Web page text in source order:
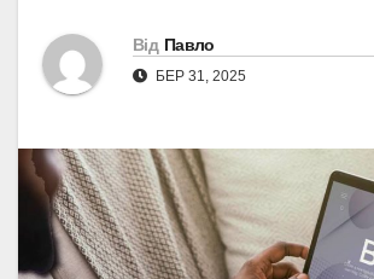
Від Павло
БЕР 31, 2025